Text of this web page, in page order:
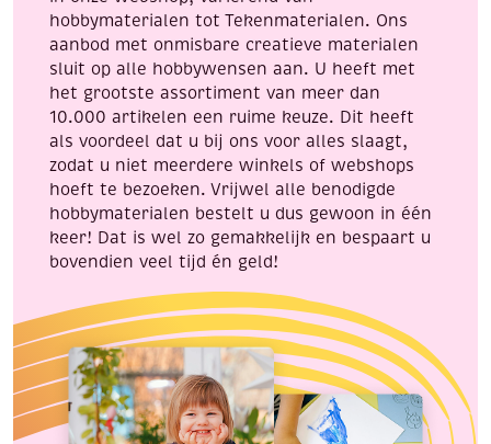
napjes
verf,
aantal
8
napjes
verf,
aantal
hobbymaterialen tot Tekenmaterialen. Ons
aanbod met onmisbare creatieve materialen
sluit op alle hobbywensen aan. U heeft met
het grootste assortiment van meer dan
10.000 artikelen een ruime keuze. Dit heeft
als voordeel dat u bij ons voor alles slaagt,
zodat u niet meerdere winkels of webshops
hoeft te bezoeken. Vrijwel alle benodigde
hobbymaterialen bestelt u dus gewoon in één
keer! Dat is wel zo gemakkelijk en bespaart u
bovendien veel tijd én geld!